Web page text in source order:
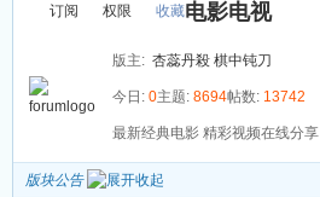
订阅 权限 电影电视
收藏
版主: 杏蕊丹殺 棋中钝刀
今日: 0主题: 8694帖数: 13742
最新经典电影 精彩视频在线分享
版块公告